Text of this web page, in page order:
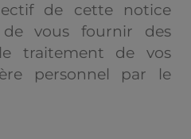
de cette notice
de vous fournir des
traitement de vos
personnel par le